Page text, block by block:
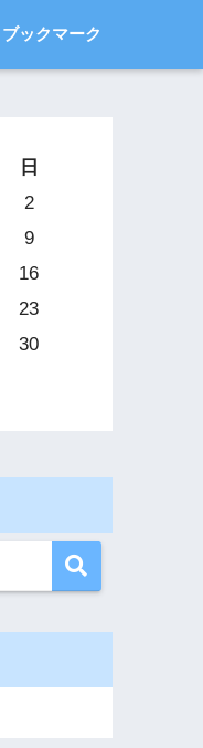
ブックマーク
日
2
9
16
23
30